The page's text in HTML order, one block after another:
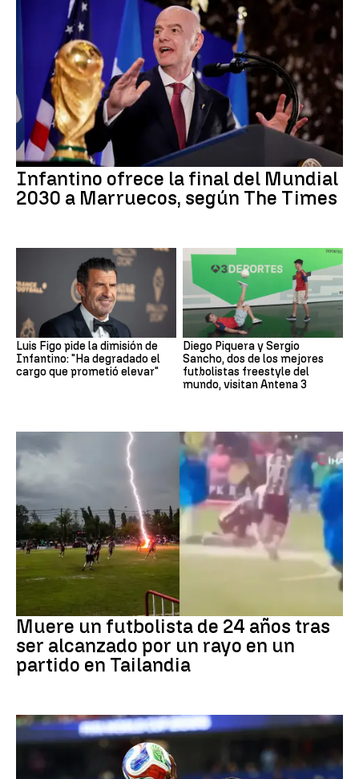
Infantino ofrece la final del Mundial
2030 a Marruecos, según The Times
Luis Figo pide la dimisión de
Infantino: "Ha degradado el
cargo que prometió elevar"
Diego Piquera y Sergio
Sancho, dos de los mejores
futbolistas freestyle del
mundo, visitan Antena 3
Muere un futbolista de 24 años tras
ser alcanzado por un rayo en un
partido en Tailandia